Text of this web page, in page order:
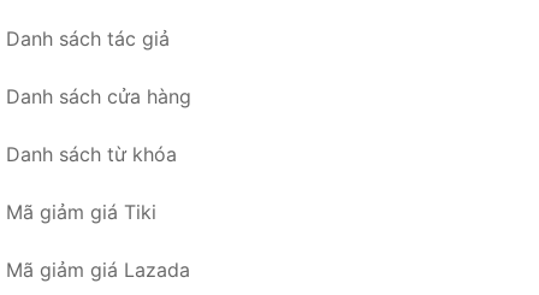
Danh sách tác giả
Danh sách cửa hàng
Danh sách từ khóa
Mã giảm giá Tiki
Mã giảm giá Lazada